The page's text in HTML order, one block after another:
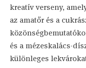
kreatív verseny,
az amatőr és a
és a mézeskalács-
különleges